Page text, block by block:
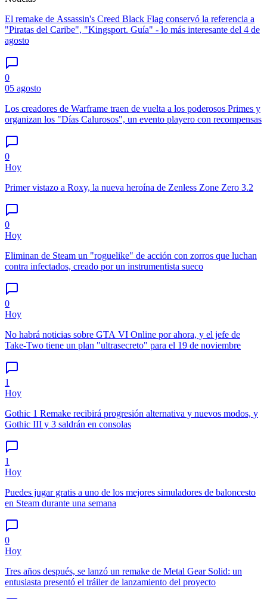
El remake de Assassin's Creed Black Flag conservó la referencia a
"Piratas del Caribe", "Kingsport. Guía" - lo más interesante del 4 de
agosto
0
05 agosto
Los creadores de Warframe traen de vuelta a los poderosos Primes y
organizan los "Días Calurosos", un evento playero con recompensas
0
Hoy
Primer vistazo a Roxy, la nueva heroína de Zenless Zone Zero 3.2
0
Hoy
Eliminan de Steam un "roguelike" de acción con zorros que luchan
contra infectados, creado por un instrumentista sueco
0
Hoy
No habrá noticias sobre GTA VI Online por ahora, y el jefe de
Take-Two tiene un plan "ultrasecreto" para el 19 de noviembre
1
Hoy
Gothic 1 Remake recibirá progresión alternativa y nuevos modos, y
Gothic III y 3 saldrán en consolas
1
Hoy
Puedes jugar gratis a uno de los mejores simuladores de baloncesto
en Steam durante una semana
0
Hoy
Tres años después, se lanzó un remake de Metal Gear Solid: un
entusiasta presentó el tráiler de lanzamiento del proyecto